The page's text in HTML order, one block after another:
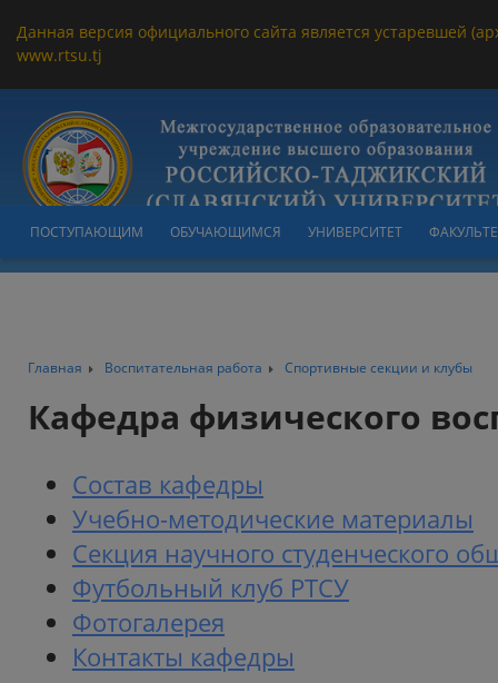
Данная версия официального сайта является устаревшей
www.rtsu.tj
ПОСТУПАЮЩИМ ОБУЧАЮЩИМСЯ УНИВЕРСИТЕТ
Главная Воспитательная работа Спортивные секции и клубы
Кафедра физического
Состав кафедры
Учебно-методические материалы
Секция научного студенческого
Футбольный клуб РТСУ
Фотогалерея
Контакты кафедры